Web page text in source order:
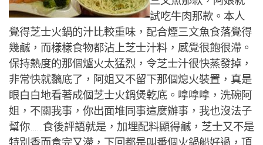
試吃牛肉那款。本人
覺得芝士火鍋的汁比較重味，配合煙三文魚食落覺得
幾鹹，而樣樣食物都沾上芝士汁料，感覺很飽很滯。
保持熱度的那個爐火太猛烈，令芝士汁很快蒸發掉，
非常快就黐底了，阿姐又不留下那個熄火裝置，真是
眼白白地看著成個芝士火鍋煲乾底。嗱嗱嗱，洗碗阿
姐，不關我事，你出面堆同事這麼辦事，我也沒法子
幫你……食後評語就是，加埋配料顯得鹹，芝士又不是
特別香而食完又滯，下回都是叫番個火鍋船好過，頂